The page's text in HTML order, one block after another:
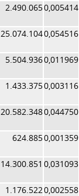
2.490.0650,005414
25.074.1040,054516
5.504.9360,011969
1.433.3750,003116
20.582.3480,044750
624.8850,001359
14.300.851 0,031093
1.176.5220,002558